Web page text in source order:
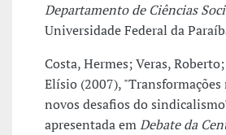
Departamento de Ciências
Universidade Federal da
Costa, Hermes; Veras,
Elísio (2007),
novos desafios do
apresentada emDebate da